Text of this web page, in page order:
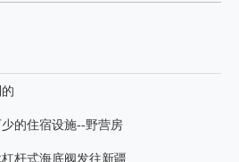
的住宿设施--野营房
杆式海底阀发往新疆